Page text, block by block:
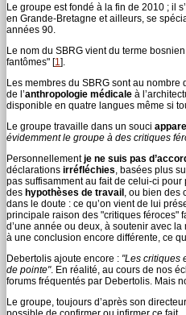
Le groupe est fondé à la fin de 2010 ; il
en Grande-Bretagne et ailleurs, se
années 90.
Le nom du SBRG vient du terme
fantômes" [1 ]
Les membres du SBRG sont au nombre
de l’anthropologie médicale à
disponible en quatre langues même si
Le groupe travaille dans un souci
évidemment le groupe à des critiques
Personnellementje ne suis pas
déclarations irréfléchies , basées plus
pas suffisamment au fait de celui-ci pour
des hypothèses de travail , ou bien
dans le doute : ce qu’on vient de lui
principale raison des "critiques féroces"
d’une année ou deux, à soutenir avec la
à une conclusion encore différente, ce
Debertolis ajoute encore : "Les critiques
de pointe". En réalité, au cours de nos
forums fréquentés par Debertolis. Mais
Le groupe, toujours d’après son